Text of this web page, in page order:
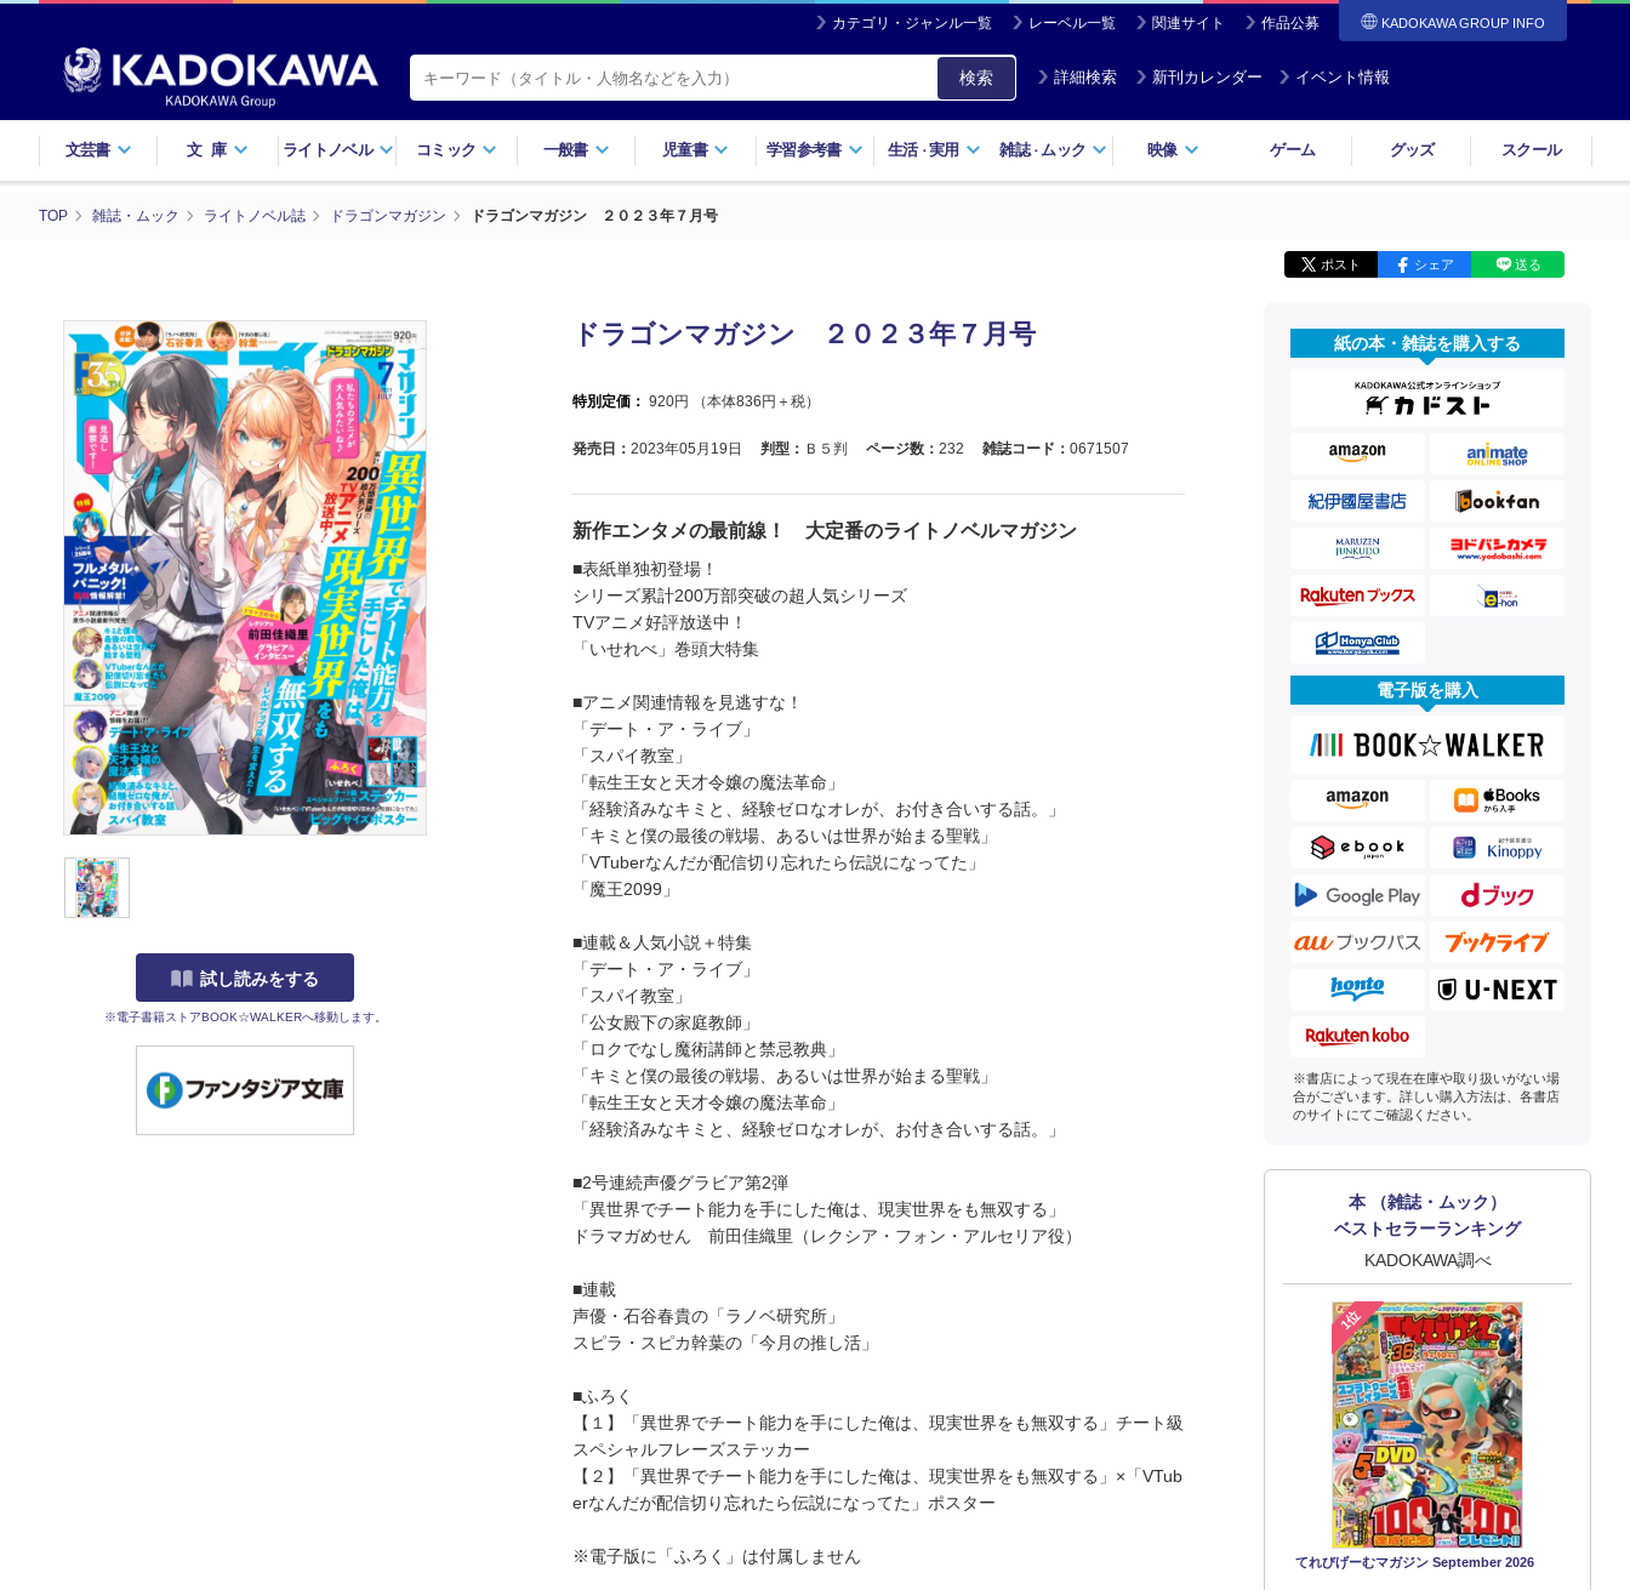
カテゴリ・ジャンル一覧 レーベル一覧 関連サイト 作品公募 KADOKAWA GROUP INFO
検索 詳細検索 新刊カレンダー イベント情報
文芸書 文庫 ライトノベル コミック 一般書 児童書 学習参考書 生活・実用 雑誌・ ムック 映像 ゲーム グッズ スクール
TOP 雑誌・ムック ライトノベル誌 ドラゴンマガジン ドラゴンマガジン ２０２３年７月号
ポスト シェア 送る
試し読みをする
※電子書籍ストアBOOK☆WALKERへ移動します。
ドラゴンマガジン ２０２３年７月号
特別定価： 920円 （本体836 円＋税）
発売日： 2023年05月19日 判型： Ｂ５判 ページ数： 232 雑誌コード： 0671507
新作エンタメの最前線！ 大定番のライトノベルマガジン
■表紙単独初登場！
シリーズ累計200万部突破の超人気シリーズ
TVアニメ好評放送中！
「いせれべ」巻頭大特集
■アニメ関連情報を見逃すな！
「デート・ア・ライブ」
「スパイ教室」
「転生王女と天才令嬢の魔法革命」
「経験済みなキミと、経験ゼロなオレが、お付き合いする話。」
「キミと僕の最後の戦場、あるいは世界が始まる聖戦」
「VTuberなんだが配信切り忘れたら伝説になってた」
「魔王2099」
■連載＆人気小説＋特集
「デート・ア・ライブ」
「スパイ教室」
「公女殿下の家庭教師」
「ロクでなし魔術講師と禁忌教典」
「キミと僕の最後の戦場、あるいは世界が始まる聖戦」
「転生王女と天才令嬢の魔法革命」
「経験済みなキミと、経験ゼロなオレが、お付き合いする話。」
■2号連続声優グラビア第2弾
「異世界でチート能力を手にした俺は、現実世界をも無双する」
ドラマガめせん 前田佳織里（レクシア・フォン・アルセリア役）
■連載
声優・石谷春貴の「ラノベ研究所」
スピラ・スピカ幹葉の「今月の推し活」
■ふろく
【１】「異世界でチート能力を手にした俺は、現実世界をも無双する」チート級
スペシャルフレーズステッカー
【２】「異世界でチート能力を手にした俺は、現実世界をも無双する」×「VTub
erなんだが配信切り忘れたら伝説になってた」ポスター
※電子版に「ふろく」は付属しません
紙の本・雑誌を購入する
電子版を購入
※書店によって現在在庫や取り扱いがない場
合がございます。詳しい購入方法は、各書店
のサイトにてご確認ください。
本 （雑誌・ムック）
ベストセラーランキング
KADOKAWA調べ
1位
てれびげーむマガジン September 2026